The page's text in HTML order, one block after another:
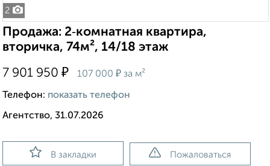
2
Продажа: 2‑комнатная квартира,
вторичка, 74м², 14/18 этаж
7 901 950 ₽ 107 000 ₽ за м²
Телефон: показать телефон
Агентство, 31.07.2026
В закладки Пожаловаться